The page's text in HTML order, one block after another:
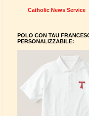
Catholic News Service
POLO CON TAU
PERSONALIZZABILE: